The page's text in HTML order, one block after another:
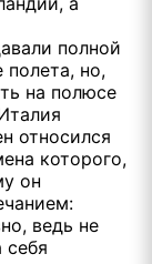
полной
полета, но,
на полюсе
относился
которого,
он
ведь не
себя